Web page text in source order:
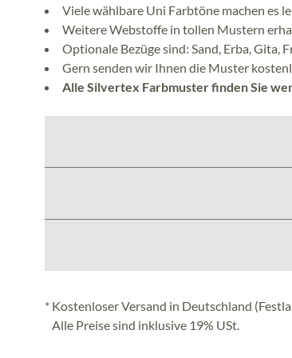
Viele wählbare Uni Farbtöne machen es
Weitere Webstoffe in tollen Mustern
Optionale Bezüge sind: Sand, Erba, Gita,
Gern senden wir Ihnen die Muster
Alle Silvertex Farbmuster finden Sie
* Kostenloser Versand in Deutschland
Alle Preise sind inklusive 19% USt.